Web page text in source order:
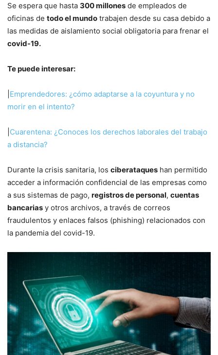
Se espera que hasta 300 millones de empleados de
oficinas de todo el mundo trabajen desde su casa debido a
las medidas de aislamiento social obligatoria para frenar el
covid-19.
Te puede interesar:
Emprendedores: ¿cómo adaptarse a la coyuntura y no
morir en el intento?
Cuarentena: ¿Conoces los derechos laborales del trabajo
a distancia?
Durante la crisis sanitaria, los ciberataques han permitido
acceder a información confidencial de las empresas como
a sus sistemas de pago, registros de personal, cuentas
bancarias y otros archivos, a través de correos
fraudulentos y enlaces falsos (phishing) relacionados con
la pandemia del covid-19.